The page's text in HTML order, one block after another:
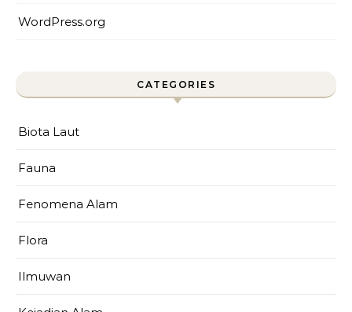
WordPress.org
CATEGORIES
Biota Laut
Fauna
Fenomena Alam
Flora
Ilmuwan